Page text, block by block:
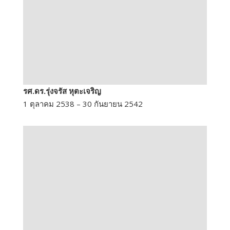
รศ.ดร.รุ่งจรัส หุตะเจริญ
1 ตุลาคม 2538 – 30 กันยายน 2542